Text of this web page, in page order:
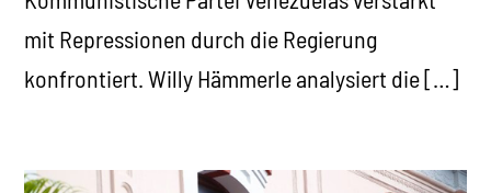
mit Repressionen durch die Regierung
konfrontiert. Willy Hämmerle analysiert die […]